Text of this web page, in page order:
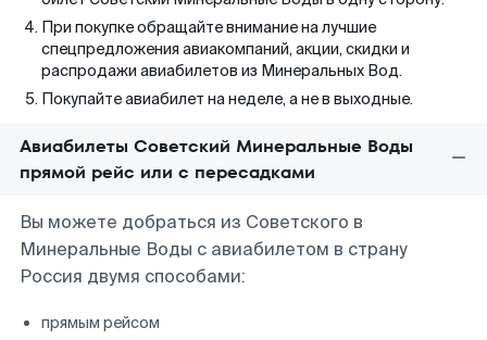
При покупке обращайте внимание на лучшие
спецпредложения авиакомпаний, акции, скидки и
распродажи авиабилетов из Минеральных Вод.
Покупайте авиабилет на неделе, а не в выходные.
Авиабилеты Советский Минеральные Воды
прямой рейс или с пересадками
Вы можете добраться из Советского в
Минеральные Воды с авиабилетом в страну
Россия двумя способами:
прямым рейсом